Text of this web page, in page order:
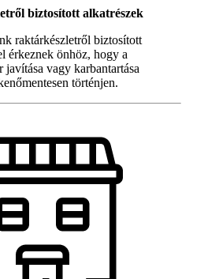
biztosított alkatrészek
raktárkészletről biztosított
érkeznek önhöz, hogy a
javítása vagy karbantartása
történjen.